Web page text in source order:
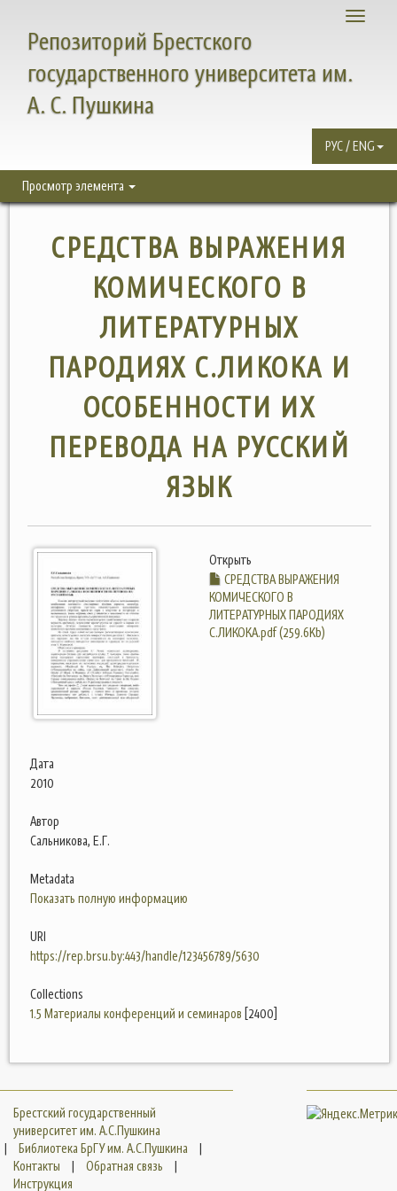
Toggle
Репозиторий Брестского
государственного университета им.
А. С. Пушкина
РУС / ENG
Просмотр элемента
СРЕДСТВА ВЫРАЖЕНИЯ
КОМИЧЕСКОГО В
ЛИТЕРАТУРНЫХ
ПАРОДИЯХ С.ЛИКОКА И
ОСОБЕННОСТИ ИХ
ПЕРЕВОДА НА РУССКИЙ
ЯЗЫК
Открыть
СРЕДСТВА ВЫРАЖЕНИЯ
КОМИЧЕСКОГО В
ЛИТЕРАТУРНЫХ ПАРОДИЯХ
С.ЛИКОКА.pdf (259.6Kb)
Дата
2010
Автор
Сальникова, Е.Г.
Metadata
Показать полную информацию
URI
https://rep.brsu.by:443/handle/123456789/5630
Collections
1.5 Материалы конференций и семинаров [2400]
Брестский государственный
университет им. А.С.Пушкина
|
Библиотека БрГУ им. А.С.Пушкина
|
Контакты
| Обратная связь
|
Инструкция